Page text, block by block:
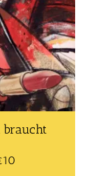
braucht